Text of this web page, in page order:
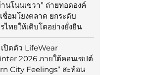
นโนนเขวา” ถ่ายทอดองค์
ชื่อมโยงตลาด ยกระดับ
ไทยให้เติบโตอย่างยั่งยืน
ปิดตัว LifeWear
2026 ภายใต้คอนเซปต์
City Feelings” สะท้อน